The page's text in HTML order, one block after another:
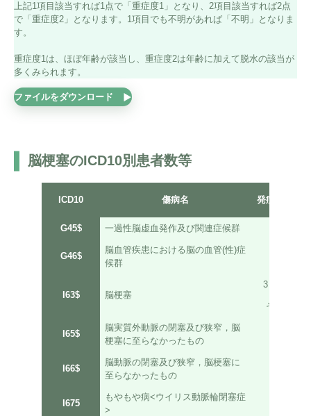
上記1項目該当すれば1点で「重症度1」となり、2項目該当すれば2点
で「重症度2」となります。1項目でも不明があれば「不明」となりま
す。
重症度1は、ほぼ年齢が該当し、重症度2は年齢に加えて脱水の該当が
多くみられます。
ファイルをダウンロード
脳梗塞のICD10別患者数等
ICD10 傷病名 発症日から
G45$ 一過性脳虚血発作及び関連症候群
G46$
脳血管疾患における脳の血管(性)症
候群
I63$ 脳梗塞
3日以内
その他
I65$
脳実質外動脈の閉塞及び狭窄，脳
梗塞に至らなかったもの
I66$
脳動脈の閉塞及び狭窄，脳梗塞に
至らなかったもの
I675
もやもや病<ウイリス動脈輪閉塞症
>